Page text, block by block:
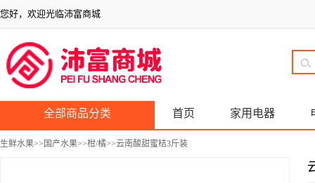
您好，欢迎光临沛富商城
全部商品分类 首页 家用电器
生鲜水果>> 国产水果>>柑/橘>>云南酸甜蜜桔3斤装